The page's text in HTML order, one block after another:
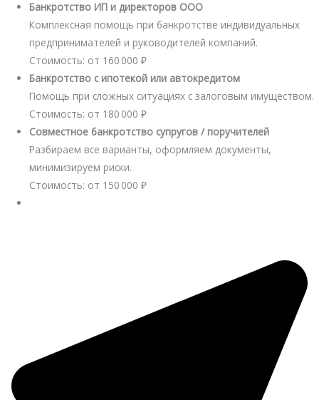
Банкротство ИП и директоров ООО
Комплексная помощь при банкротстве индивидуальных
предпринимателей и руководителей компаний.
Стоимость: от 160 000 ₽
Банкротство с ипотекой или автокредитом
Помощь при сложных ситуациях с залоговым имуществом.
Стоимость: от 180 000 ₽
Совместное банкротство супругов / поручителей
Разбираем все варианты, оформляем документы,
минимизируем риски.
Стоимость: от 150 000 ₽